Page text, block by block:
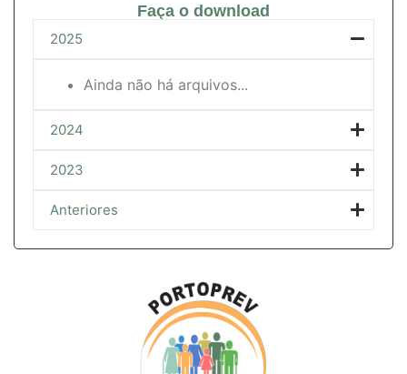
Faça o download
2025
Ainda não há arquivos...
2024
2023
Anteriores